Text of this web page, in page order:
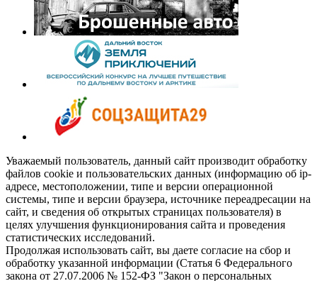
Уважаемый пользователь, данный сайт производит обработку
файлов cookie и пользовательских данных (информацию об ip-
адресе, местоположении, типе и версии операционной
системы, типе и версии браузера, источнике переадресации на
сайт, и сведения об открытых страницах пользователя) в
целях улучшения функционирования сайта и проведения
статистических исследований.
Продолжая использовать сайт, вы даете согласие на сбор и
обработку указанной информации (Статья 6 Федерального
закона от 27.07.2006 № 152-ФЗ "Закон о персональных